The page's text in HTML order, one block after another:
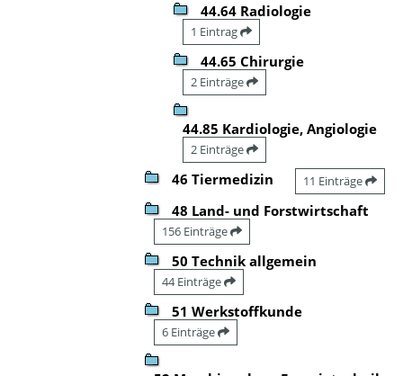
44.64 Radiologie
1 Eintrag
44.65 Chirurgie
2 Einträge
44.85 Kardiologie, Angiologie
2 Einträge
46 Tiermedizin 11 Einträge
48 Land- und Forstwirtschaft
156 Einträge
50 Technik allgemein
44 Einträge
51 Werkstoffkunde
6 Einträge